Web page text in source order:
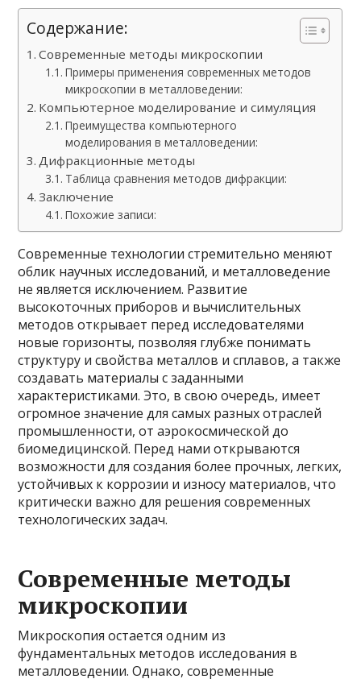
Содержание:
Современные методы микроскопии
Примеры применения современных методов
микроскопии в металловедении:
Компьютерное моделирование и симуляция
Преимущества компьютерного
моделирования в металловедении:
Дифракционные методы
Таблица сравнения методов дифракции:
Заключение
Похожие записи:
Современные технологии стремительно меняют
облик научных исследований, и металловедение
не является исключением. Развитие
высокоточных приборов и вычислительных
методов открывает перед исследователями
новые горизонты, позволяя глубже понимать
структуру и свойства металлов и сплавов, а также
создавать материалы с заданными
характеристиками. Это, в свою очередь, имеет
огромное значение для самых разных отраслей
промышленности, от аэрокосмической до
биомедицинской. Перед нами открываются
возможности для создания более прочных, легких,
устойчивых к коррозии и износу материалов, что
критически важно для решения современных
технологических задач.
Современные методы
микроскопии
Микроскопия остается одним из
фундаментальных методов исследования в
металловедении. Однако, современные